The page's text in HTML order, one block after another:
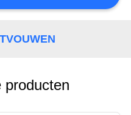
producten